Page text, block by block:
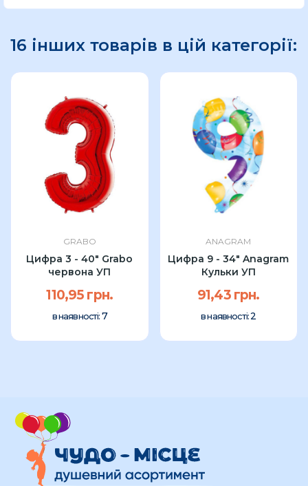
16 інших товарів в цій категорії:
GRABO
Цифра 3 - 40" Grabo
червона УП
110,95 грн.
в наявності: 7
ANAGRAM
Цифра 9 - 34" Anagram
Кульки УП
91,43 грн.
в наявності:2